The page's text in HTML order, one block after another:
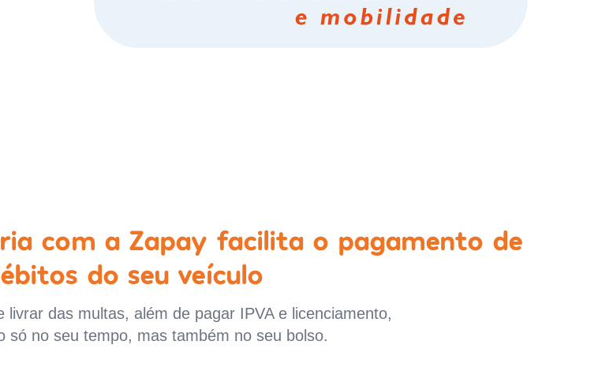
com a Zapay facilita o pagamento de
do seu veículo
das multas, além de pagar IPVA e licenciamento,
só no seu tempo, mas também no seu bolso.